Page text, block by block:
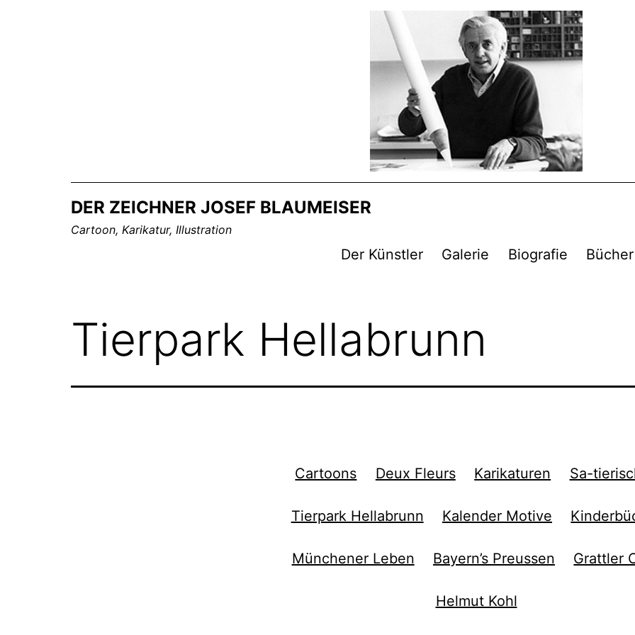
DER ZEICHNER JOSEF BLAUMEISER
Cartoon, Karikatur, Illustration
Der Künstler Galerie Biografie Bücher
Tierpark Hellabrunn
Cartoons Deux Fleurs Karikaturen Sa-
Tierpark Hellabrunn Kalender Motive
Münchener Leben Bayern’s Preussen Grattler
Helmut Kohl